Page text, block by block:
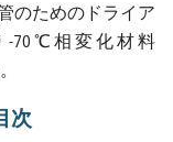
のためのドライア
-70℃相変化材料
次